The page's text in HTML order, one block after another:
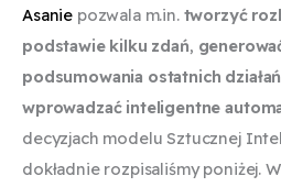
Asanie pozwala m.in. tworzyć
podstawie kilku zdań,
podsumowania ostatnich
wprowadzać inteligentne
decyzjach modelu Sztucznej
dokładnie rozpisaliśmy poniżej.